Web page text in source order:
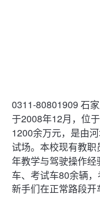
0311-80801909 石
于2008年12月，位
1200余万元，是由
试场。本校现有教
年教学与驾驶操作
车、考试车80余辆，
新手们在正常路段